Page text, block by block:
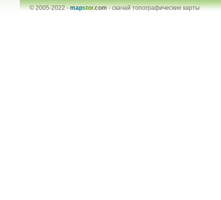
© 2005-2022 -mapstor.com-скачай топографические карты